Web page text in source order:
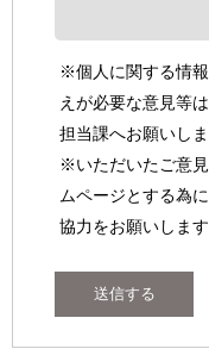
※個人に関する情
えが必要な意見等
担当課へお願いしま
※いただいたご意
ムページとする為
協力をお願いします